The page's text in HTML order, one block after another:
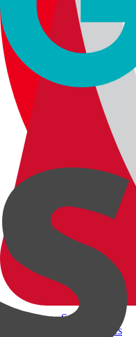
Ana Sayfa
Geri
Living Room
Sofa
Coffee Tables